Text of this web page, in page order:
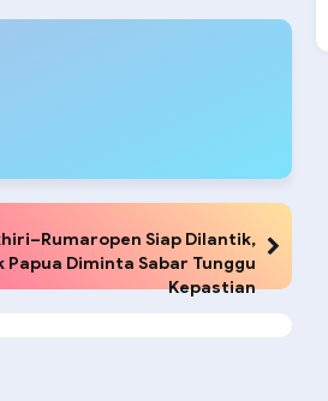
Siap Dilantik,
Papua Diminta Sabar Tunggu
Kepastian